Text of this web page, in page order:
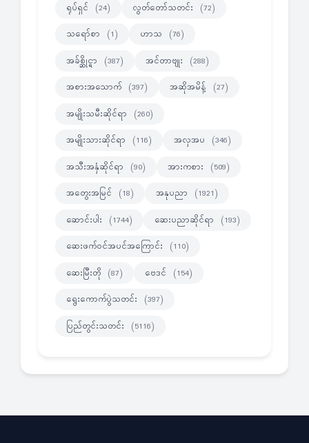
ရုပ်ရှင် (24) လွတ်တော်သတင်း (72)
သရော်စာ (1) ဟာသ (76)
အခ်စ္ဆိုင္ရာ (387) အင်တာဗျုး (288)
အစားအသောက် (397) အဆိုအမိန့် (27)
အမျိုးသမီးဆိုင်ရာ (260)
အမျိုးသားဆိုင်ရာ (116) အလှအပ (346)
အသီးအနှံဆိုင်ရာ (90) အားကစား (509)
အတွေးအမြင် (18) အနုပညာ (1921)
ဆောင်းပါး (1744) ဆေးပညာဆိုင်ရာ (193)
ဆေးဖက်ဝင်အပင်အကြောင်း (110)
ဆေးမြီးတို (87) ဗေဒင် (154)
ရွေးကောက်ပွဲသတင်း (397)
ပြည်တွင်းသတင်း (5116)